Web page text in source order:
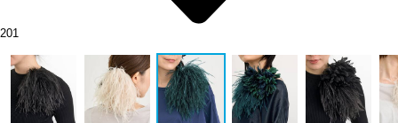
201